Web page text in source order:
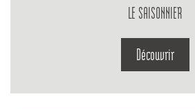
LE SAISONNIER
Découvrir